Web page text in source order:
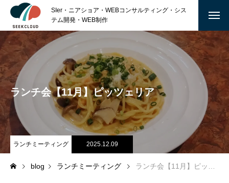
SIer・ニアショア・WEBコンサルティング・シス
テム開発・WEB制作
ABOUT
私たちについて
沿 革
会社概要
SERVICE
TECHNOLOGY
ランチ会【11月】ピッツェリア
ランチミーティング 2025.12.09
blog ランチミーティング ランチ会【11月】ピッツェリア